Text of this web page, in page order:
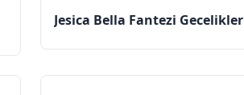
Jesica Bella Fantezi Gecelikler